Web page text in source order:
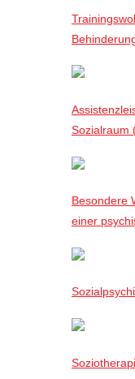
Sozialraum
Besondere
einer